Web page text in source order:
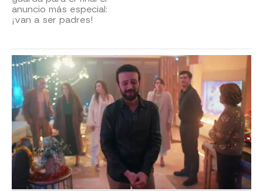
anuncio más especial:
¡van a ser padres!